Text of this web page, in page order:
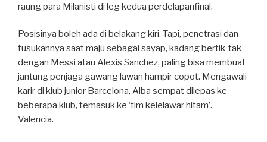
raung para Milanisti di leg kedua perdelapanfinal.
Posisinya boleh ada di belakang kiri. Tapi, penetrasi dan
tusukannya saat maju sebagai sayap, kadang bertik-tak
dengan Messi atau Alexis Sanchez, paling bisa membuat
jantung penjaga gawang lawan hampir copot. Mengawali
karir di klub junior Barcelona, Alba sempat dilepas ke
beberapa klub, temasuk ke ‘tim kelelawar hitam’.
Valencia.